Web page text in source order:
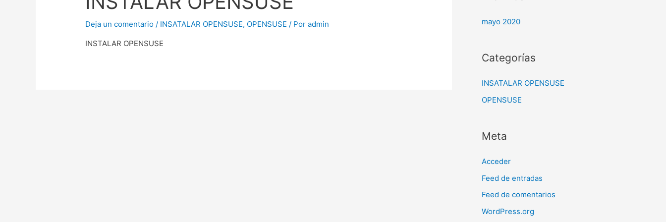
Deja un comentario / INSATALAR OPENSUSE, OPENSUSE / Poradmin
INSTALAR OPENSUSE
mayo 2020
Categorías
INSATALAR OPENSUSE
OPENSUSE
Meta
Acceder
Feed de entradas
Feed de comentarios
WordPress.org